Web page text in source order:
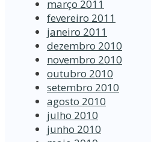
março 2011
fevereiro 2011
janeiro 2011
dezembro 2010
novembro 2010
outubro 2010
setembro 2010
agosto 2010
julho 2010
junho 2010